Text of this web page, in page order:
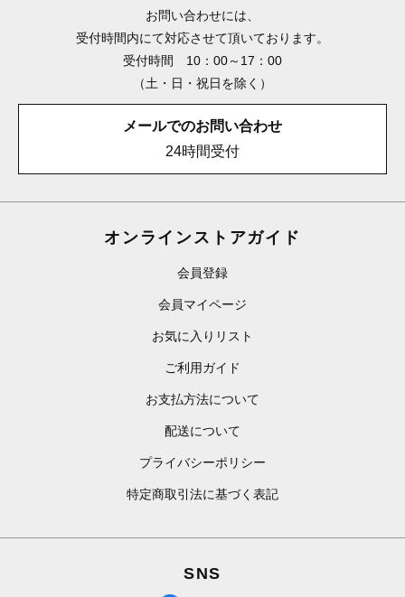
お問い合わせには、
受付時間内にて対応させて頂いております。
受付時間 10：00～17：00
（土・日・祝日を除く）
メールでのお問い合わせ
24時間受付
オンラインストアガイド
会員登録
会員マイページ
お気に入りリスト
ご利用ガイド
お支払方法について
配送について
プライバシーポリシー
特定商取引法に基づく表記
SNS